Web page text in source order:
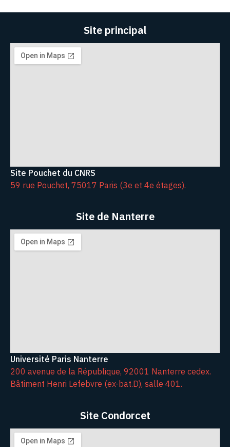
Site principal
Site Pouchet du CNRS
59 rue Pouchet, 75017 Paris (3e et 4e étages).
Site de Nanterre
Université Paris Nanterre
200 avenue de la République, 92001 Nanterre cedex.
Bâtiment Henri Lefebvre (ex-bat.D), salle 401.
Site Condorcet